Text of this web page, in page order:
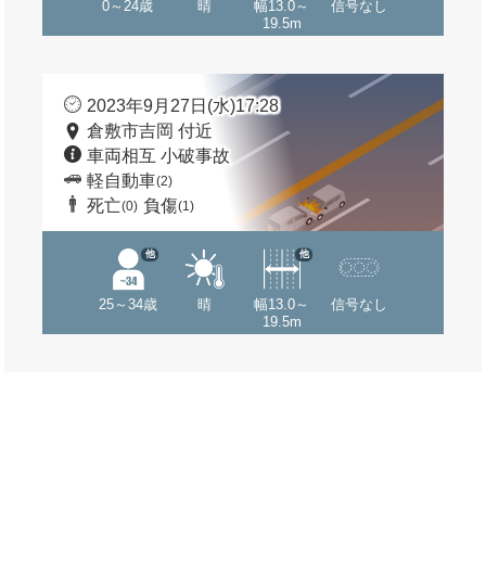
0～24歳 晴
幅13.0～
19.5m
信号なし
2023年9月27日(水)17:28
倉敷市吉岡 付近
車両相互 小破事故
軽自動車(2)
死亡(0) 負傷(1)
25～34歳
他
晴
幅13.0～
19.5m
他
信号なし